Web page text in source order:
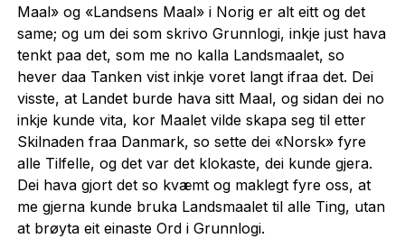
Maal» og «Landsens Maal» i Norig er alt eitt og det
same; og um dei som skrivo Grunnlogi, inkje just hava
tenkt paa det, som me no kalla Landsmaalet, so
hever daa Tanken vist inkje voret langt ifraa det. Dei
visste, at Landet burde hava sitt Maal, og sidan dei no
inkje kunde vita, kor Maalet vilde skapa seg til etter
Skilnaden fraa Danmark, so sette dei «Norsk» fyre
alle Tilfelle, og det var det klokaste, dei kunde gjera.
Dei hava gjort det so kvæmt og maklegt fyre oss, at
me gjerna kunde bruka Landsmaalet til alle Ting, utan
at brøyta eit einaste Ord i Grunnlogi.